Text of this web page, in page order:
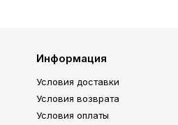
Информация
Условия доставки
Условия возврата
Условия оплаты